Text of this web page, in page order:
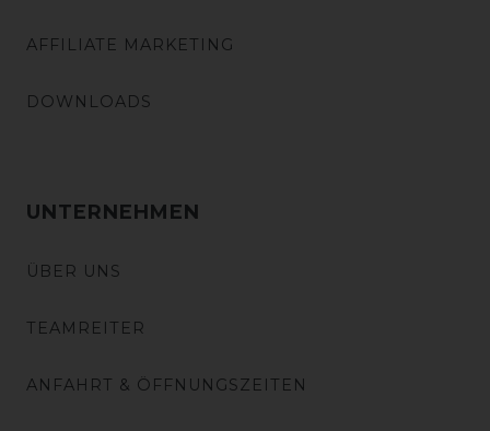
AFFILIATE MARKETING
DOWNLOADS
UNTERNEHMEN
ÜBER UNS
TEAMREITER
ANFAHRT & ÖFFNUNGSZEITEN